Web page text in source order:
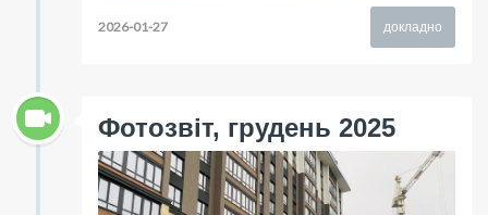
докладно
2026-01-27
Фотозвіт, грудень 2025